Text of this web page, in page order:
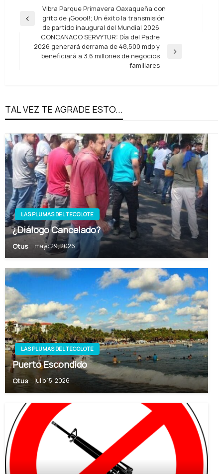
Navegación
de
entradas
Entrada
anterior
Vibra Parque Primavera Oaxaqueña con
grito de ¡Goool!; Un éxito la transmisión
de partido inaugural del Mundial 2026
Entrada
CONCANACO SERVYTUR: Día del Padre
2026 generará derrama de 48,500 mdp y
beneficiará a 3.6 millones de negocios
familiares
TAL VEZ TE AGRADE ESTO...
LAS PLUMAS DEL TECOLOTE
¿Diálogo Cancelado?
Otus mayo 29, 2026
LAS PLUMAS DEL TECOLOTE
Puerto Escondido
Otus julio 15, 2026